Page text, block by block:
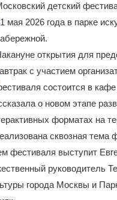
детский
мая 2026 года в парке
открытия для
с участием
состоится в
о новом этапе
форматах на
сквозная тема
фестиваля выступит
руководитель
города Москвы и